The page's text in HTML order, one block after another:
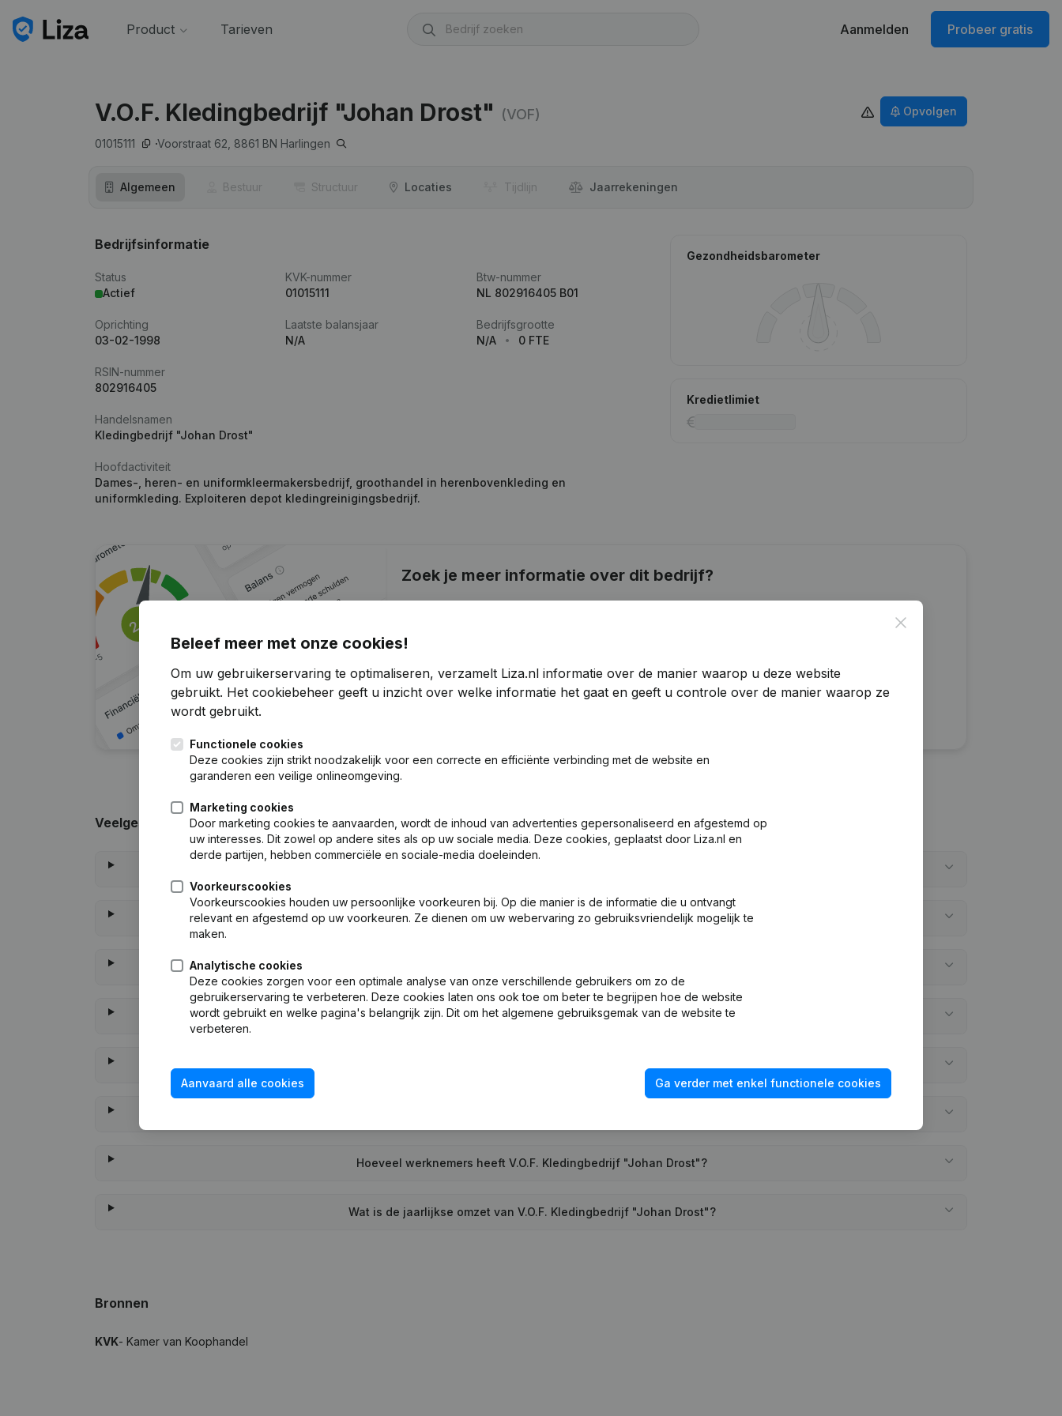
Product Tarieven Aanmelden Probeer gratis
V.O.F. Kledingbedrijf "Johan Drost" (VOF)
01015111 Voorstraat 62, 8861 BN Harlingen
Opvolgen
Algemeen Bestuur Structuur Locaties Tijdlijn Jaar­rekeningen
Bedrijfsinformatie
Status
Actief
KVK-nummer
01015111
Btw-nummer
NL 802916405 B01
Oprichting
03-02-1998
Laatste balansjaar
N/A
Bedrijfsgrootte
N/A
0 FTE
RSIN-nummer
802916405
Handelsnamen
Kledingbedrijf "Johan Drost"
Hoofdactiviteit
Dames-, heren- en uniformkleermakersbedrijf, groothandel in herenbovenkleding en
uniformkleding. Exploiteren depot kledingreinigingsbedrijf.
Gezondheidsbarometer
Kredietlimiet
Zoek je meer informatie over dit bedrijf?
Probeer gratis Meer ontdekken
Veelgestelde vragen
Wat is het btw-nummer van V.O.F. Kledingbedrijf "Johan Drost"?
Wanneer werd V.O.F. Kledingbedrijf "Johan Drost" opgericht?
Hoeveel werknemers heeft V.O.F. Kledingbedrijf "Johan Drost"?
Wat is de jaarlijkse omzet van V.O.F. Kledingbedrijf "Johan Drost"?
Bronnen
KVK- Kamer van Koophandel
Close
Beleef meer met onze cookies!
Om uw gebruikerservaring te optimaliseren, verzamelt Liza.nl informatie over de manier waarop u deze website
gebruikt. Het cookiebeheer geeft u inzicht over welke informatie het gaat en geeft u controle over de manier waarop ze
wordt gebruikt.
Functionele cookies
Deze cookies zijn strikt noodzakelijk voor een correcte en efficiënte verbinding met de website en
garanderen een veilige onlineomgeving.
Marketing cookies
Door marketing cookies te aanvaarden, wordt de inhoud van advertenties gepersonaliseerd en afgestemd op
uw interesses. Dit zowel op andere sites als op uw sociale media. Deze cookies, geplaatst door Liza.nl en
derde partijen, hebben commerciële en sociale-media doeleinden.
Voorkeurscookies
Voorkeurscookies houden uw persoonlijke voorkeuren bij. Op die manier is de informatie die u ontvangt
relevant en afgestemd op uw voorkeuren. Ze dienen om uw webervaring zo gebruiksvriendelijk mogelijk te
maken.
Analytische cookies
Deze cookies zorgen voor een optimale analyse van onze verschillende gebruikers om zo de
gebruikerservaring te verbeteren. Deze cookies laten ons ook toe om beter te begrijpen hoe de website
wordt gebruikt en welke pagina's belangrijk zijn. Dit om het algemene gebruiksgemak van de website te
verbeteren.
Aanvaard alle cookies Ga verder met enkel functionele cookies